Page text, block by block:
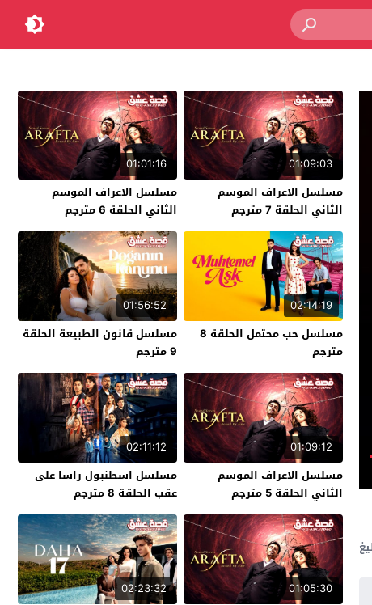
01:09:03
مسلسل الاعراف الموسم
الثاني الحلقة 7 مترجم
01:01:16
مسلسل الاعراف الموسم
الثاني الحلقة 6 مترجم
02:14:19
مسلسل حب محتمل الحلقة 8
مترجم
01:56:52
مسلسل قانون الطبيعة الحلقة
9 مترجم
01:09:12
مسلسل الاعراف الموسم
الثاني الحلقة 5 مترجم
02:11:12
مسلسل اسطنبول راسا على
عقب الحلقة 8 مترجم
01:05:30
02:23:32